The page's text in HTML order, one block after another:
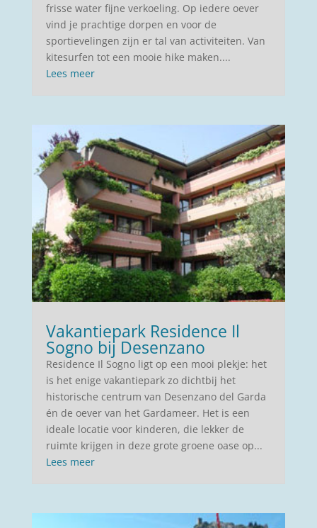
frisse water fijne verkoeling. Op iedere oever
vind je prachtige dorpen en voor de
sportievelingen zijn er tal van activiteiten. Van
kitesurfen tot een mooie hike maken....
Lees meer
Vakantiepark Residence Il
Sogno bij Desenzano
Residence Il Sogno ligt op een mooi plekje: het
is het enige vakantiepark zo dichtbij het
historische centrum van Desenzano del Garda
én de oever van het Gardameer. Het is een
ideale locatie voor kinderen, die lekker de
ruimte krijgen in deze grote groene oase op...
Lees meer